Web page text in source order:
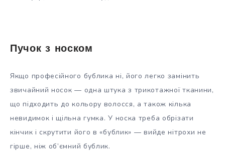
Пучок з носком
Якщо професійного бублика ні, його легко замінить
звичайний носок — одна штука з трикотажної тканини,
що підходить до кольору волосся, а також кілька
невидимок і щільна гумка. У носка треба обрізати
кінчик і скрутити його в «бублик» — вийде нітрохи не
гірше, ніж об’ємний бублик.